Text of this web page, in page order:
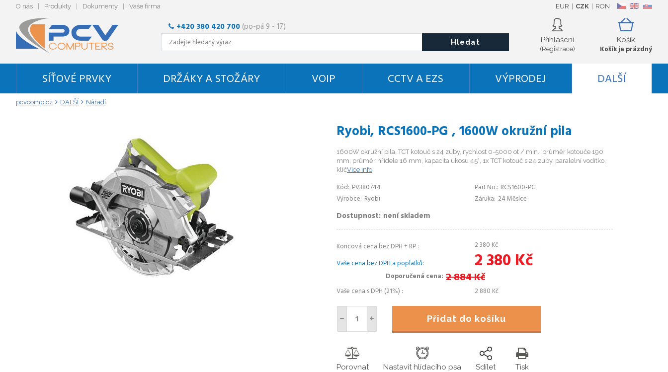
O nás Produkty Dokumenty Vaše firma CZ EN SK
EUR CZK RON
Košík
Košík je prázdný
Přihlášení
(Registrace)
+420 380 420 700 (po-pá 9 - 17)
Hledat
SÍŤOVÉ PRVKY DRŽÁKY A STOŽÁRY VOIP CCTV A EZS VÝPRODEJ DALŠÍ
pcvcomp.cz DALŠÍ Nářadí
Ryobi, RCS1600-PG , 1600W okružní pila
1600W okružní pila, TCT kotouč s 24 zuby, rychlost 0-5000 ot / min., průměr kotouče 190
mm, průměr hřídele 16 mm, kapacita úkosu 45°, 1x TCT kotouč s 24 zuby, paralelní vodítko,
klíčVíce info
Kód PV380744 Part No. RCS1600-PG
Výrobce Ryobi Záruka 24 Měsíce
Dostupnost není skladem
Koncová cena bez DPH + RP 2 380 Kč
Vaše cena bez DPH a poplatků
2 380 Kč
Doporučená cena 2 884Kč
Vaše cena s DPH (21%) 2 880 Kč
Přidat do košíku
Porovnat Nastavit hlídacího psa Sdílet Tisk